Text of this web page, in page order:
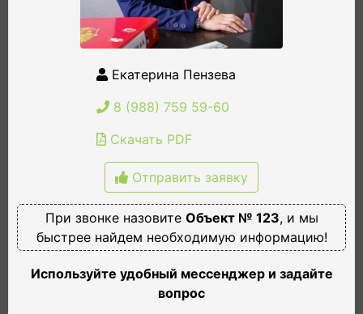
Екатерина Пензева
8 (988) 759 59-60
Скачать PDF
Отправить заявку
При звонке назовите Объект № 123, и мы
быстрее найдем необходимую информацию!
Используйте удобный мессенджер и задайте
вопрос